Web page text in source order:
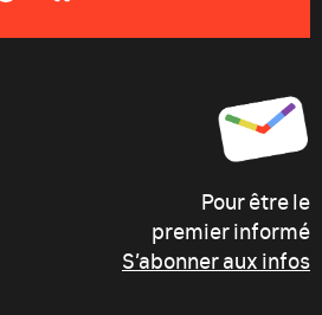
Pour être le
premier informé
S’abonner aux infos